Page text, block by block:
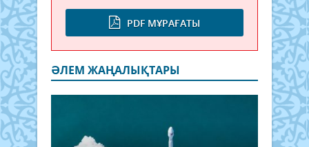
PDF МҰРАҒАТЫ
ӘЛЕМ ЖАҢАЛЫҚТАРЫ